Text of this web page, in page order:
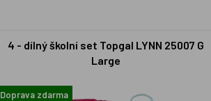
4 - dílný školní set Topgal LYNN 25007 G
Large
Doprava zdarma